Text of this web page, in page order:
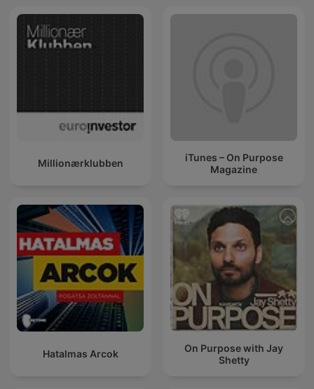
Millionærklubben
iTunes – On Purpose
Magazine
Hatalmas Arcok
On Purpose with Jay
Shetty